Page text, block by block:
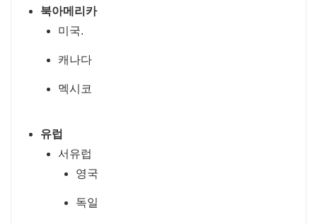
북아메리카
미국.
캐나다
멕시코
유럽
서유럽
영국
독일